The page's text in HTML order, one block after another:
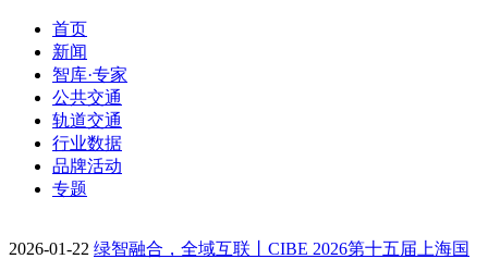
首页
新闻
智库·专家
公共交通
轨道交通
行业数据
品牌活动
专题
2026-01-22 绿智融合，全域互联丨CIBE 2026第十五届上海国